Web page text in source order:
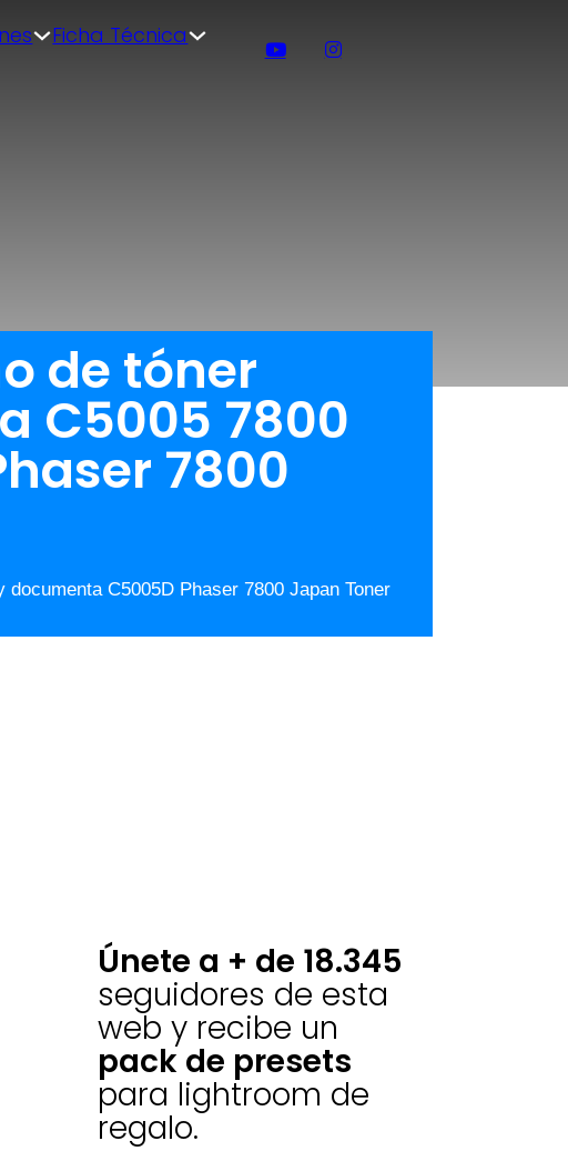
Ficha Técnica
de tóner
C5005 7800
7800
C5005D Phaser 7800 Japan Toner
Únete a + de 18.345
seguidores de esta
web y recibe un
pack de presets
para lightroom de
regalo.